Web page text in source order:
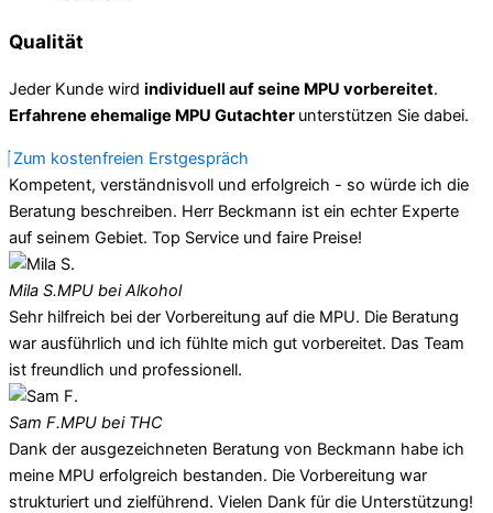
Qualität
Jeder Kunde wird individuell auf seine MPU vorbereitet.
Erfahrene ehemalige MPU Gutachter unterstützen Sie dabei.
Zum kostenfreien Erstgespräch
Kompetent, verständnisvoll und erfolgreich - so würde ich die
Beratung beschreiben. Herr Beckmann ist ein echter Experte
auf seinem Gebiet. Top Service und faire Preise!
Mila S.MPU bei Alkohol
Sehr hilfreich bei der Vorbereitung auf die MPU. Die Beratung
war ausführlich und ich fühlte mich gut vorbereitet. Das Team
ist freundlich und professionell.
Sam F.MPU bei THC
Dank der ausgezeichneten Beratung von Beckmann habe ich
meine MPU erfolgreich bestanden. Die Vorbereitung war
strukturiert und zielführend. Vielen Dank für die Unterstützung!